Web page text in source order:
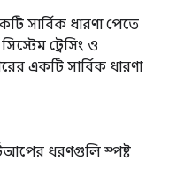
সার্বিক ধারণা পেতে
ট্রেসিং ও
একটি সার্বিক ধারণা
ধরণগুলি স্পষ্ট